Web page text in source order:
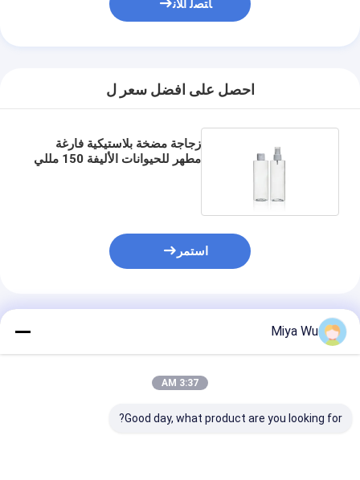
ﺎﺘﺼﻟ ﺍﻶﻧ
احصل على افضل سعر ل
زجاجة مضخة بلاستيكية فارغة
مطهر للحيوانات الأليفة 150 مللي
استمر
المنتجات الموصى بها
Miya Wu
3:37 AM
Good day, what product are you looking for?